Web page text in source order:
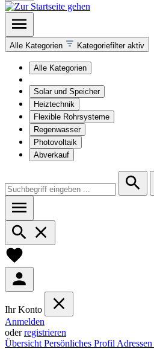
Alle Kategorien Kategoriefilter aktiv
Alle Kategorien
Solar und Speicher
Heiztechnik
Flexible Rohrsysteme
Regenwasser
Photovoltaik
Abverkauf
Ihr Konto
Anmelden
oderregistrieren
Übersicht Persönliches Profil Adressen